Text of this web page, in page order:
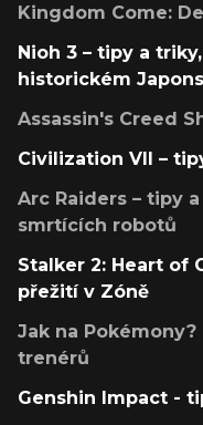
Kingdom Come:
Nioh 3 – tipy a
historickém
Assassin's Creed
Civilization VII –
Arc Raiders – tipy
smrtících robotů
Stalker 2: Heart of
přežití v Zóně
Jak na
trenérů
Genshin Impact -